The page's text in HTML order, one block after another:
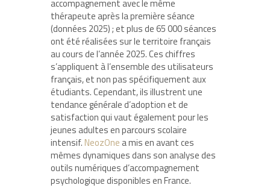
accompagnement avec le même
thérapeute après la première séance
(données 2025) ; et plus de 65 000 séances
ont été réalisées sur le territoire français
au cours de l’année 2025. Ces chiffres
s’appliquent à l’ensemble des utilisateurs
français, et non pas spécifiquement aux
étudiants. Cependant, ils illustrent une
tendance générale d’adoption et de
satisfaction qui vaut également pour les
jeunes adultes en parcours scolaire
intensif. NeozOne a mis en avant ces
mêmes dynamiques dans son analyse des
outils numériques d’accompagnement
psychologique disponibles en France.